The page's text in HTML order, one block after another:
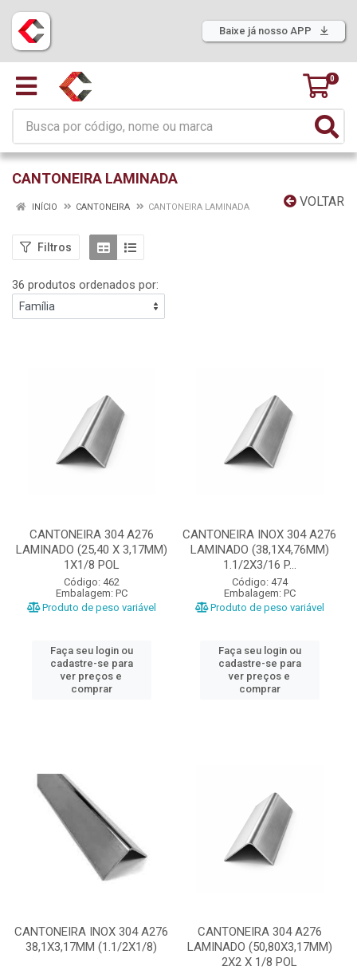
Baixe já nosso APP
0
CANTONEIRA LAMINADA
VOLTAR
INÍCIO CANTONEIRA CANTONEIRA LAMINADA
Filtros
36 produtos ordenados por:
CANTONEIRA 304 A276
LAMINADO (25,40 X 3,17MM)
1X1/8 POL
Código: 462
Embalagem: PC
Produto de peso variável
Faça seu login ou
cadastre-se para
ver preços e
comprar
CANTONEIRA INOX 304 A276
LAMINADO (38,1X4,76MM)
1.1/2X3/16 P...
Código: 474
Embalagem: PC
Produto de peso variável
Faça seu login ou
cadastre-se para
ver preços e
comprar
CANTONEIRA INOX 304 A276
38,1X3,17MM (1.1/2X1/8)
CANTONEIRA 304 A276
LAMINADO (50,80X3,17MM)
2X2 X 1/8 POL